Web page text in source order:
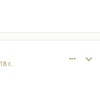
18 г.